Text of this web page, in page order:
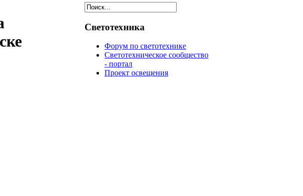
Светотехника
Форум по светотехнике
Светотехническое сообщество
- портал
Проект освещения